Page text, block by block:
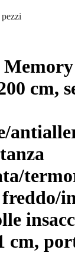
Memory
cm,
cm,